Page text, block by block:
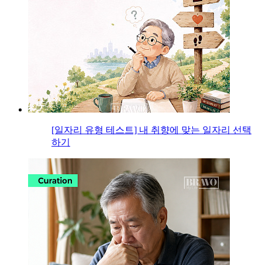
[일자리 유형 테스트] 내 취향에 맞는 일자리 선택
하기